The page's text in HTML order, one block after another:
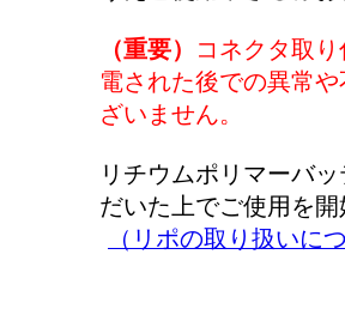
（重要）
コネクタ取
電された後での異常
ざいません。
リチウムポリマーバ
だいた上でご使用を
（リポの取り扱いに